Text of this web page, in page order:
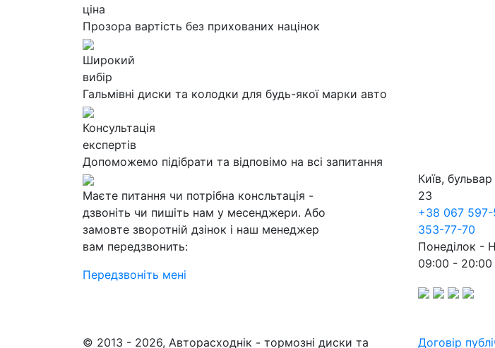
ціна
Прозора вартість без прихованих націнок
Широкий
вибір
Гальмівні диски та колодки для будь-якої марки авто
Консультація
експертів
Допоможемо підібрати та відповімо на всі запитання
Маєте питання чи потрібна консльтація -
дзвоніть чи пишіть нам у месенджери. Або
замовте зворотній дзінок і наш менеджер
вам передзвонить:
Передзвоніть мені
Київ,
23
+38 067
353-77-70
Понеділок -
09:00 - 20:00
© 2013 - 2026, Авторасходнік - тормозні диски та
Договір